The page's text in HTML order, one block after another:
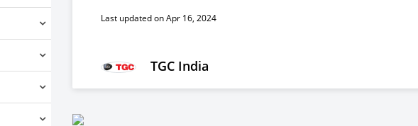
Last updated on Apr 16, 2024
TGC India